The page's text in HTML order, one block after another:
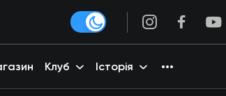
Клуб Історія